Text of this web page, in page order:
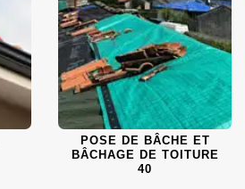
POSE DE BÂCHE ET
BÂCHAGE DE TOITURE
40